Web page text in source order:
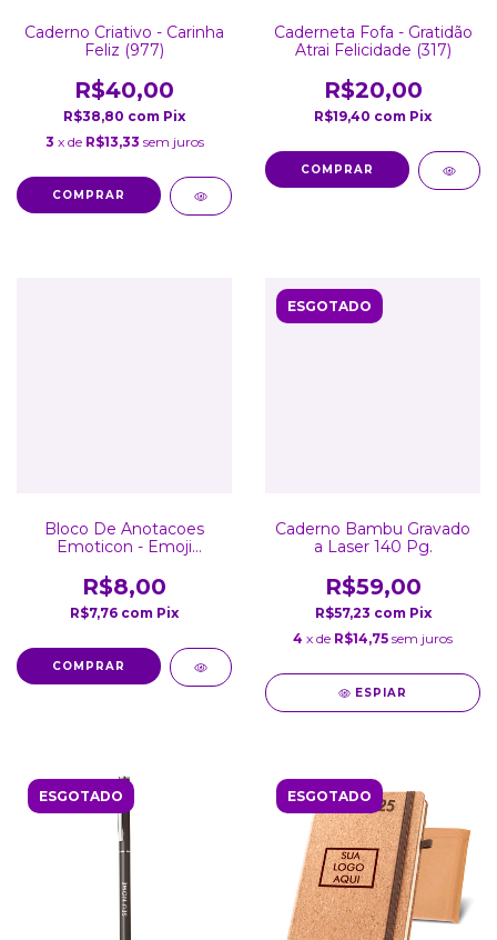
Caderno Criativo - Carinha
Feliz (977)
R$40,00
R$38,80 com Pix
3 x de R$13,33 sem juros
Caderneta Fofa - Gratidão
Atrai Felicidade (317)
R$20,00
R$19,40 com Pix
Bloco De Anotacoes
Emoticon - Emoji
R$8,00
R$7,76 com Pix
ESGOTADO
Caderno Bambu Gravado
a Laser 140 Pg.
R$59,00
R$57,23 com Pix
4 x de R$14,75 sem juros
ESPIAR
ESGOTADO ESGOTADO